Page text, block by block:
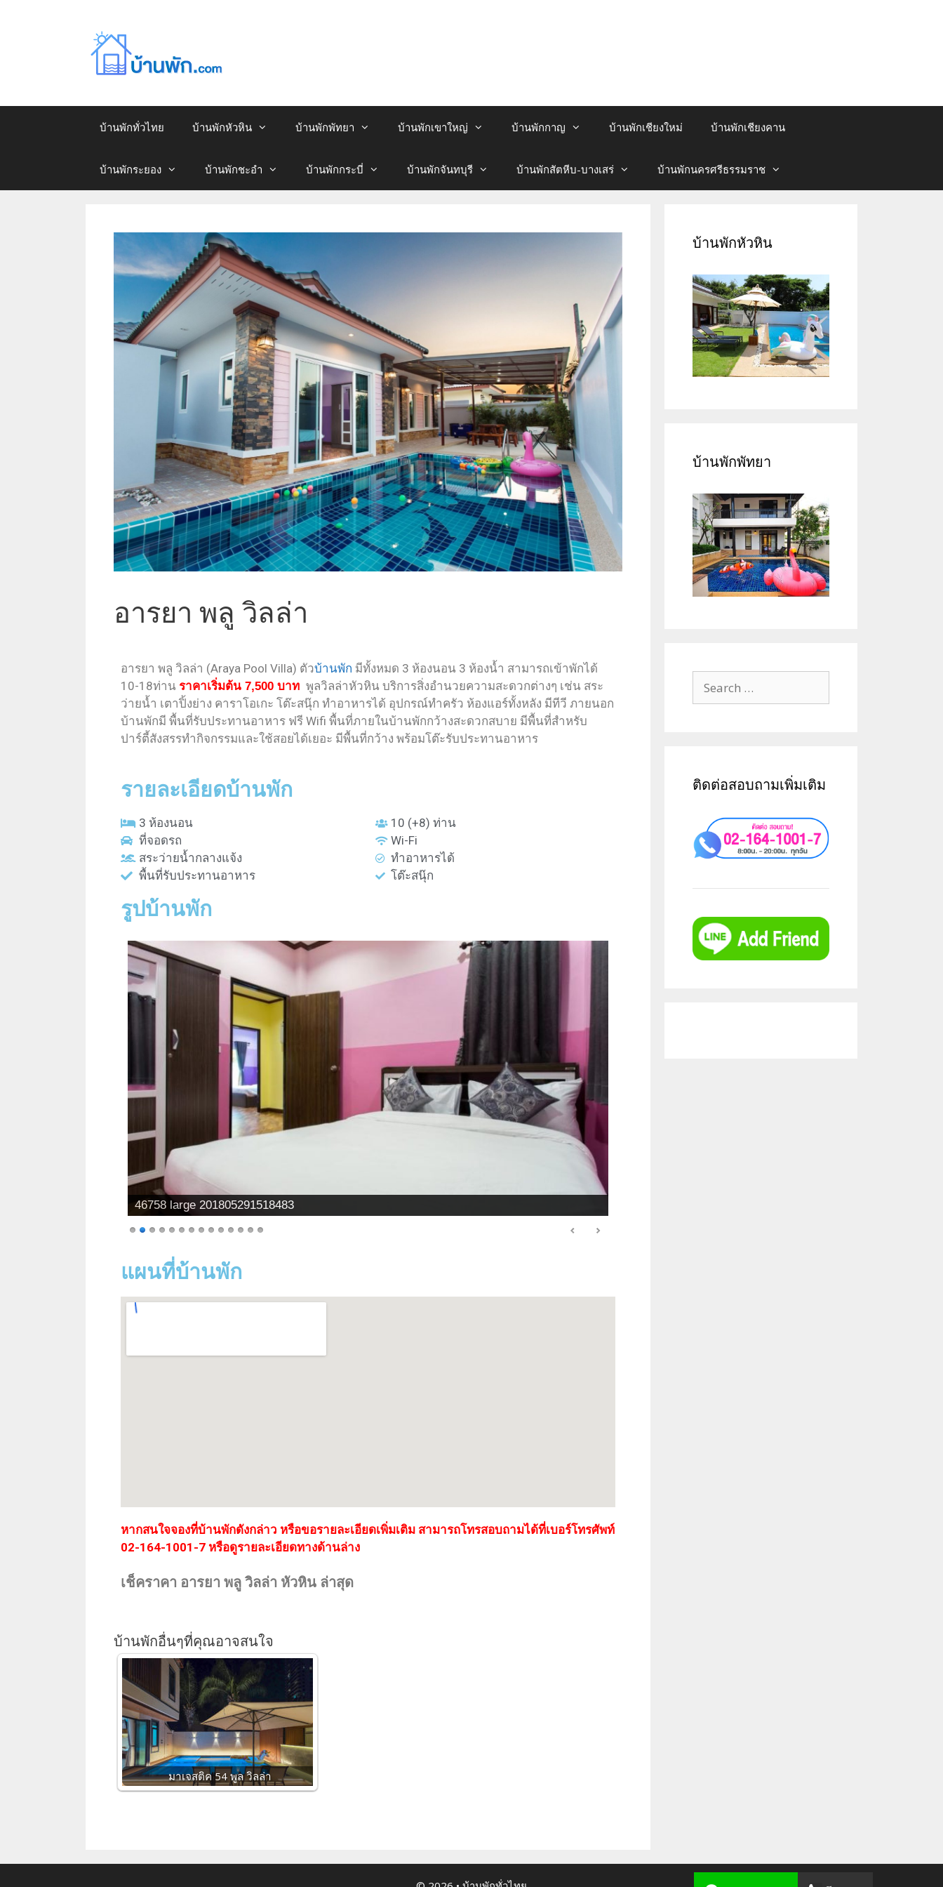
บ้านพักทั่วไทย บ้านพักหัวหิน บ้านพักพัทยา บ้านพักเขาใหญ่ บ้านพักกาญ บ้านพักเชียงใหม่ บ้านพักเชียงคาน
บ้านพักระยอง บ้านพักชะอำ บ้านพักกระบี่ บ้านพักจันทบุรี บ้านพักสัตหีบ-บางเสร่ บ้านพักนครศรีธรรมราช
อารยา พลู วิลล่า
อารยา พลู วิลล่า (Araya Pool Villa) ตัวบ้านพัก มีทั้งหมด 3 ห้องนอน 3 ห้องน้ำ สามารถเข้าพักได้
10-18ท่าน ราคาเริ่มต้น 7,500 บาท พูลวิลล่าหัวหิน บริการสิ่งอำนวยความสะดวกต่างๆ เช่น สระ
ว่ายน้ำ เตาปิ้งย่าง คาราโอเกะ โต๊ะสนุ๊ก ทำอาหารได้ อุปกรณ์ทำครัว ห้องแอร์ทั้งหลัง มีทีวี ภายนอก
บ้านพักมี พื้นที่รับประทานอาหาร ฟรี Wifi พื้นที่ภายในบ้านพักกว้างสะดวกสบาย มีพื้นที่สำหรับ
ปาร์ตี้สังสรรทำกิจกรรมและใช้สอยได้เยอะ มีพื้นที่กว้าง พร้อมโต๊ะรับประทานอาหาร
รายละเอียดบ้านพัก
3 ห้องนอน
ที่จอดรถ
สระว่ายน้ำกลางแจ้ง
พื้นที่รับประทานอาหาร
10 (+8) ท่าน
Wi-Fi
ทำอาหารได้
โต๊ะสนุ๊ก
รูปบ้านพัก
46758 large 201805291518494
แผนที่บ้านพัก
หากสนใจจองที่บ้านพักดังกล่าว หรือขอรายละเอียดเพิ่มเติม สามารถโทรสอบถามได้ที่เบอร์โทรศัพท์
02-164-1001-7 หรือดูรายละเอียดทางด้านล่าง
เช็คราคา อารยา พลู วิลล่า หัวหิน ล่าสุด
บ้านพักอื่นๆที่คุณอาจสนใจ
มาเจสติค 54 พูล วิลล่า
บ้านพักหัวหิน
บ้านพักพัทยา
ติดต่อสอบถามเพิ่มเติม